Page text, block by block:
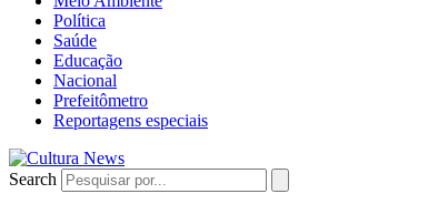
Política
Saúde
Educação
Nacional
Prefeitômetro
Reportagens especiais
Search